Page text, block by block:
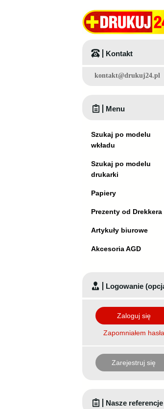
Kontakt
kontakt@drukuj24.pl
Menu
Szukaj po modelu
wkładu
Szukaj po modelu
drukarki
Papiery
Prezenty od Drekkera
Artykuły biurowe
Akcesoria AGD
Logowanie
Zaloguj się
Zapomniałem hasła
Zarejestruj się
Nasze referencje